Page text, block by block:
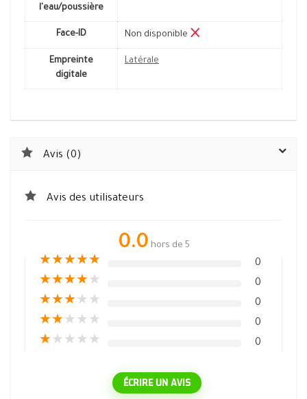
l'eau/poussière
Face-ID Non disponible
Empreinte
digitale
Latérale
Avis (0)
Avis des utilisateurs
0.0 hors de 5
★★★★★ 0
★★★★★ 0
★★★★ ★ 0
★★★ ★ ★ 0
★★ ★ ★ ★ 0
ÉCRIRE UN AVIS